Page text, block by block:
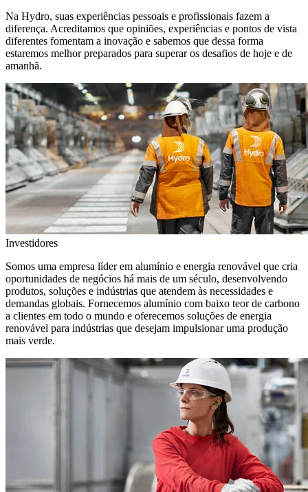
Na Hydro, suas experiências pessoais e profissionais fazem a
diferença. Acreditamos que opiniões, experiências e pontos de vista
diferentes fomentam a inovação e sabemos que dessa forma
estaremos melhor preparados para superar os desafios de hoje e de
amanhã.
Investidores
Somos uma empresa líder em alumínio e energia renovável que cria
oportunidades de negócios há mais de um século, desenvolvendo
produtos, soluções e indústrias que atendem às necessidades e
demandas globais. Fornecemos alumínio com baixo teor de carbono
a clientes em todo o mundo e oferecemos soluções de energia
renovável para indústrias que desejam impulsionar uma produção
mais verde.